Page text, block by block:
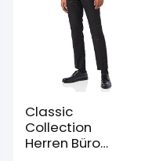
Classic
Collection
Herren Büro